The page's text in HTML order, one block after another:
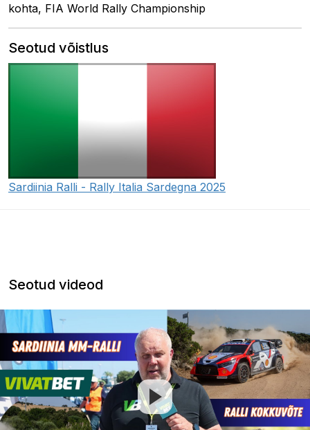
kohta, FIA World Rally Championship
Seotud võistlus
Sardiinia Ralli - Rally Italia Sardegna 2025
Seotud videod